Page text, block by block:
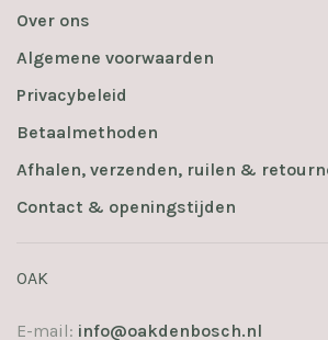
Over ons
Algemene voorwaarden
Privacybeleid
Betaalmethoden
Afhalen, verzenden, ruilen &
Contact & openingstijden
OAK
E-mail: info@oakdenbosch.nl